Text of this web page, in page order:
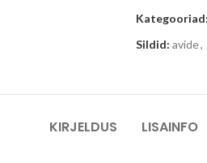
Kategooriad:
Sildid: avide,
KIRJELDUS LISAINFO